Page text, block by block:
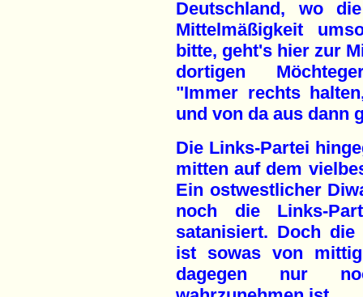
Deutschland, wo
Mittelmäßigkeit
bitte, geht's hier zur
dortigen
"Immer rechts
und von da aus dann
Die Links-Partei
mitten auf dem
Ein ostwestlicher
noch die Links-
satanisiert. Doch die
ist sowas von
dagegen nur